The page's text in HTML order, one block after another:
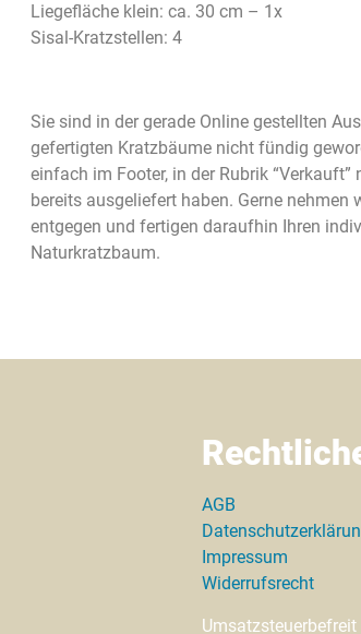
Liegefläche klein: ca. 30 cm – 1x
Sisal-Kratzstellen: 4
Sie sind in der gerade Online gestellten
gefertigten Kratzbäume nicht fündig
einfach im Footer, in der Rubrik
bereits ausgeliefert haben. Gerne nehmen
entgegen und fertigen daraufhin Ihren
Naturkratzbaum.
AGB
Impressum
Widerrufsrecht